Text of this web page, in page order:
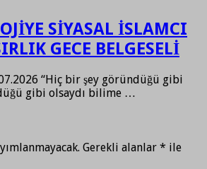
SİYASAL İSLAMCI
GECE BELGESELİ
“Hiç bir şey göründüğü gibi
gibi olsaydı bilime …
Gerekli alanlar * ile